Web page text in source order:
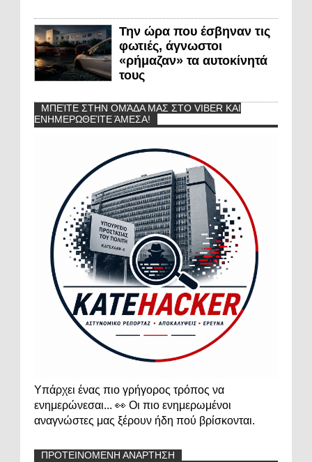
Την ώρα που έσβηναν τις
φωτιές, άγνωστοι
«ρήμαζαν» τα αυτοκίνητά
τους
ΜΠΕΊΤΕ ΣΤΗΝ ΟΜΆΔΑ ΜΑΣ ΣΤΟ VIBER ΚΑΙ
ΕΝΗΜΕΡΩΘΕΊΤΕ ΆΜΕΣΑ!
Υπάρχει ένας πιο γρήγορος τρόπος να
ενημερώνεσαι... 👀 Οι πιο ενημερωμένοι
αναγνώστες μας ξέρουν ήδη πού βρίσκονται.
ΠΡΟΤΕΙΝΟΜΕΝΗ ΑΝΑΡΤΗΣΗ